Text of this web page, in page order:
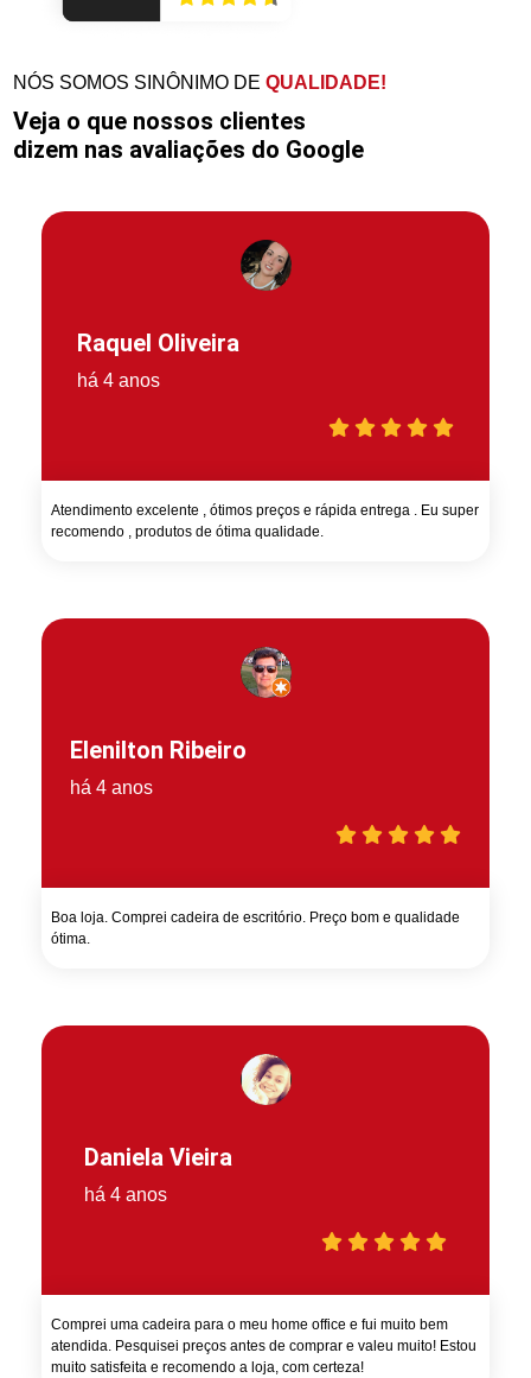
NÓS SOMOS SINÔNIMO DEQUALIDADE!
Veja o que nossos clientes
dizem nas avaliações do Google
Raquel Oliveira
há 4 anos
Atendimento excelente , ótimos preços e rápida entrega . Eu super
recomendo , produtos de ótima qualidade.
Elenilton Ribeiro
há 4 anos
Boa loja. Comprei cadeira de escritório. Preço bom e qualidade
ótima.
Daniela Vieira
há 4 anos
Comprei uma cadeira para o meu home office e fui muito bem
atendida. Pesquisei preços antes de comprar e valeu muito! Estou
muito satisfeita e recomendo a loja, com certeza!